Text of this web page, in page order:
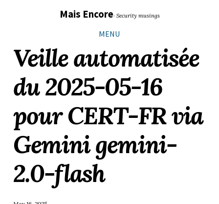
principale
page
Mais Encore· Security musings
MENU
Veille automatisée
du 2025-05-16
pour CERT-FR via
Gemini gemini-
2.0-flash